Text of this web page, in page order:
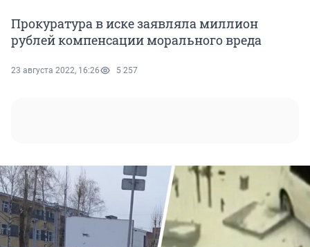
Прокуратура в иске заявляла миллион
рублей компенсации морального вреда
23 августа 2022, 16:26 5 257